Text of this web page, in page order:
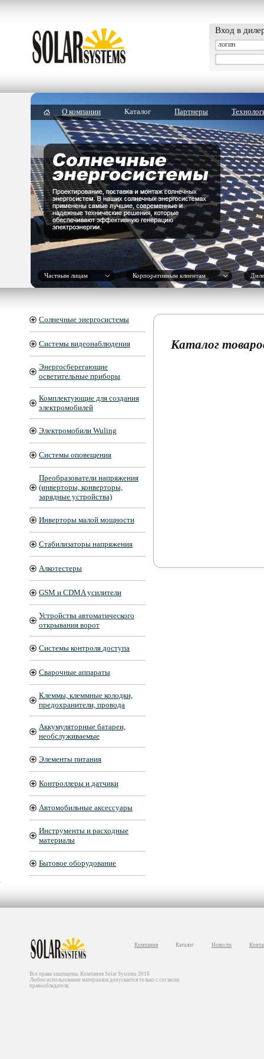
Вход в
О компании Каталог Партнеры
Частным лицам Корпоративным клиентам
Солнечные энергосистемы
Системы видеонаблюдения
Энергосберегающие
осветительные приборы
Комплектующие для создания
электромобилей
Электромобили Wuling
Системы оповещения
Преобразователи напряжения
(инверторы, конверторы,
зарядные устройства)
Инверторы малой мощности
Стабилизаторы напряжения
Алкотестеры
GSM и CDMA усилители
Устройства автоматического
открывания ворот
Системы контроля доступа
Сварочные аппараты
Клеммы, клеммные колодки,
предохранители, провода
Аккумуляторные батареи,
необслуживаемые
Элементы питания
Контроллеры и датчики
Автомобильные аксессуары
Инструменты и расходные
материалы
Бытовое оборудование
Каталог
Компания Каталог Новости
Все права защищены. Компания Solar Systems 2016
Любое использование материалов допускается только с согласия
правообладателя.